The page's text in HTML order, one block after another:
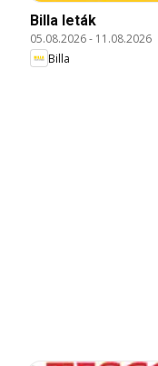
Billa leták
05.08.2026- 11.08.2026
Billa